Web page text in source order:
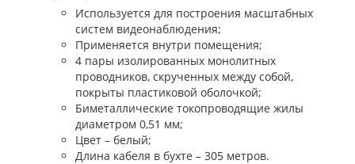
Используется для построения масштабных
систем видеонаблюдения;
Применяется внутри помещения;
4 пары изолированных монолитных
проводников, скрученных между собой,
покрыты пластиковой оболочкой;
Биметаллические токопроводящие жилы
диаметром 0,51 мм;
Цвет – белый;
Длина кабеля в бухте – 305 метров.